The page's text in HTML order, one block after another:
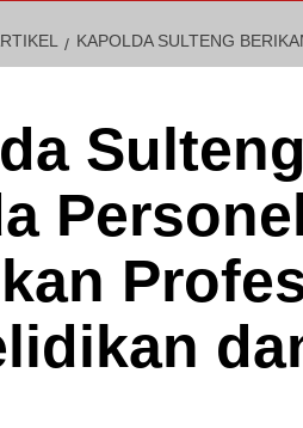
KAPOLDA SULTENG